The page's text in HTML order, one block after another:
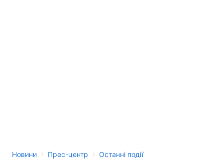
Новини › Прес-центр › Останні події